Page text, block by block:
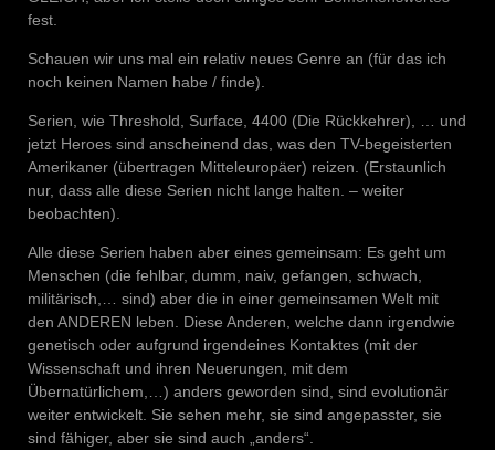
fest.
Schauen wir uns mal ein relativ neues Genre an (für das ich
noch keinen Namen habe / finde).
Serien, wie Threshold, Surface, 4400 (Die Rückkehrer), … und
jetzt Heroes sind anscheinend das, was den TV-begeisterten
Amerikaner (übertragen Mitteleuropäer) reizen. (Erstaunlich
nur, dass alle diese Serien nicht lange halten. – weiter
beobachten).
Alle diese Serien haben aber eines gemeinsam: Es geht um
Menschen (die fehlbar, dumm, naiv, gefangen, schwach,
militärisch,… sind) aber die in einer gemeinsamen Welt mit
den ANDEREN leben. Diese Anderen, welche dann irgendwie
genetisch oder aufgrund irgendeines Kontaktes (mit der
Wissenschaft und ihren Neuerungen, mit dem
Übernatürlichem,…) anders geworden sind, sind evolutionär
weiter entwickelt. Sie sehen mehr, sie sind angepasster, sie
sind fähiger, aber sie sind auch „anders“.